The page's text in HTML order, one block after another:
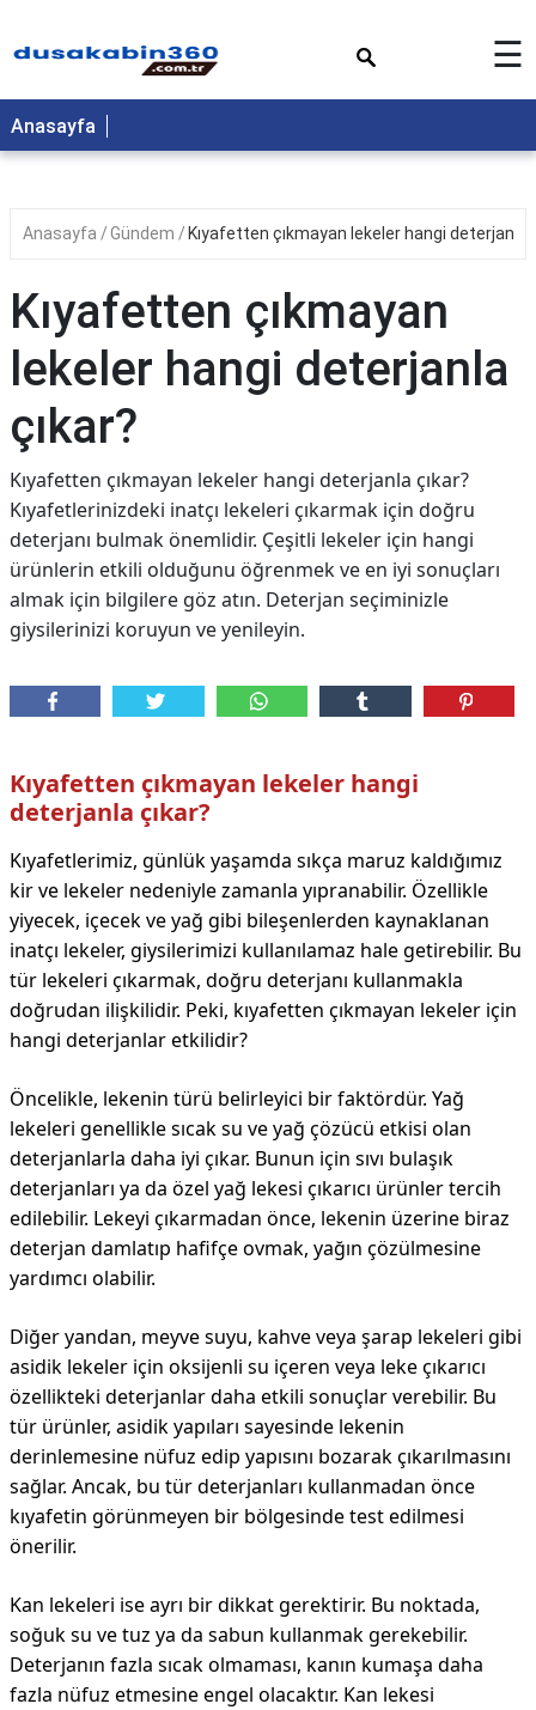
☰
Anasayfa
Anasayfa Gündem Kıyafetten çıkmayan lekeler hangi deterjanla
Kıyafetten çıkmayan
lekeler hangi deterjanla
çıkar?
Kıyafetten çıkmayan lekeler hangi deterjanla çıkar?
Kıyafetlerinizdeki inatçı lekeleri çıkarmak için doğru
deterjanı bulmak önemlidir. Çeşitli lekeler için hangi
ürünlerin etkili olduğunu öğrenmek ve en iyi sonuçları
almak için bilgilere göz atın. Deterjan seçiminizle
giysilerinizi koruyun ve yenileyin.
Kıyafetten çıkmayan lekeler hangi
deterjanla çıkar?
Kıyafetlerimiz, günlük yaşamda sıkça maruz kaldığımız
kir ve lekeler nedeniyle zamanla yıpranabilir. Özellikle
yiyecek, içecek ve yağ gibi bileşenlerden kaynaklanan
inatçı lekeler, giysilerimizi kullanılamaz hale getirebilir. Bu
tür lekeleri çıkarmak, doğru deterjanı kullanmakla
doğrudan ilişkilidir. Peki, kıyafetten çıkmayan lekeler için
hangi deterjanlar etkilidir?
Öncelikle, lekenin türü belirleyici bir faktördür. Yağ
lekeleri genellikle sıcak su ve yağ çözücü etkisi olan
deterjanlarla daha iyi çıkar. Bunun için sıvı bulaşık
deterjanları ya da özel yağ lekesi çıkarıcı ürünler tercih
edilebilir. Lekeyi çıkarmadan önce, lekenin üzerine biraz
deterjan damlatıp hafifçe ovmak, yağın çözülmesine
yardımcı olabilir.
Diğer yandan, meyve suyu, kahve veya şarap lekeleri gibi
asidik lekeler için oksijenli su içeren veya leke çıkarıcı
özellikteki deterjanlar daha etkili sonuçlar verebilir. Bu
tür ürünler, asidik yapıları sayesinde lekenin
derinlemesine nüfuz edip yapısını bozarak çıkarılmasını
sağlar. Ancak, bu tür deterjanları kullanmadan önce
kıyafetin görünmeyen bir bölgesinde test edilmesi
önerilir.
Kan lekeleri ise ayrı bir dikkat gerektirir. Bu noktada,
soğuk su ve tuz ya da sabun kullanmak gerekebilir.
Deterjanın fazla sıcak olmaması, kanın kumaşa daha
fazla nüfuz etmesine engel olacaktır. Kan lekesi